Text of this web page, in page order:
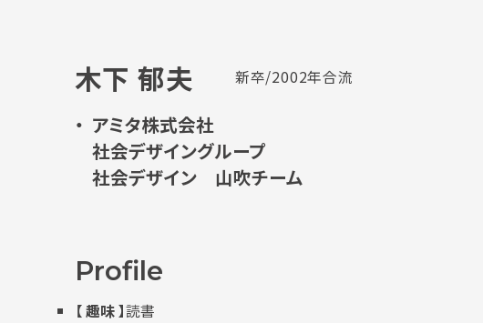
木下 郁夫 新卒/2002年合流
アミタ株式会社
社会デザイングループ
社会デザイン 山吹チーム
Profile
【 趣味 】読書